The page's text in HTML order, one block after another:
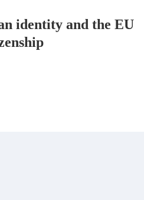
identity and the EU